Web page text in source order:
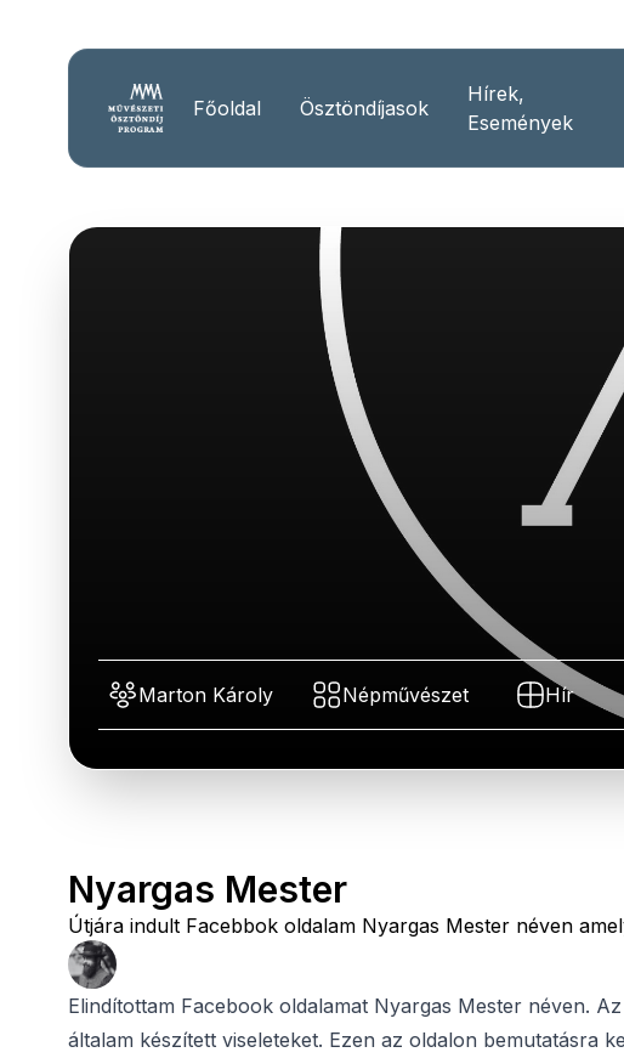
Főoldal Ösztöndíjasok
Hírek,
Események
Marton Károly Népművészet Hír
Nyargas Mester
Útjára indult Facebbok oldalam Nyargas Mester néven
Elindítottam Facebook oldalamat Nyargas Mester néven.
általam készített viseleteket. Ezen az oldalon bemutatásra